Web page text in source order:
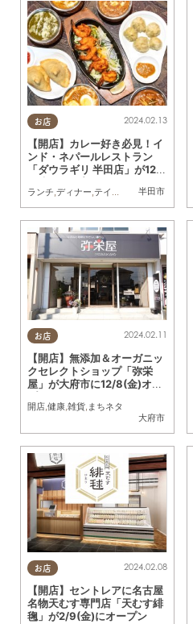
お店
半田市
2024.02.13
【開店】カレー好き必見！イ
ンド・ネパールレストラン
「ダウラギリ 半田店」が12/1
ランチ,ディナー,テイクアウト ,開店
お店
大府市
2024.02.11
【開店】無添加＆オーガニッ
クセレクトショップ「弥栄
屋」が大府市に12/8(金)オー
開店,健康,雑貨, まちネタ
お店 2024.02.08
【開店】セントレアに名古屋
名物天むす専門店「天むす緋
毱」が2/9(金)にオープン